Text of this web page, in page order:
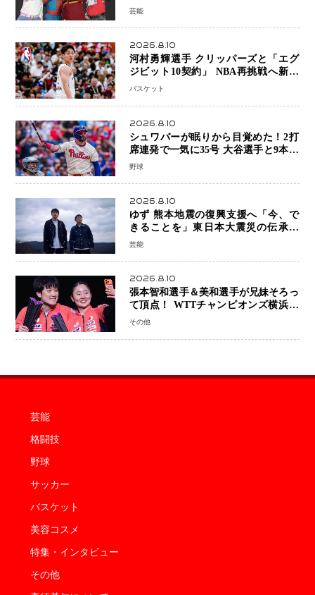
間”「自分らしいインプットを」
芸能
2026.8.10
河村勇輝選手 クリッパーズと「エグ
ジビット10契約」 NBA再挑戦へ新た
な一歩、八村塁選手との共闘にも期待
バスケット
2026.8.10
シュワバーが眠りから目覚めた！2打
席連発で一気に35号 大谷選手と9本差
に 本塁打王争いで単独トップ浮上
野球
2026.8.10
ゆず 熊本地震の復興支援へ「今、で
きることを」東日本大震災の伝承歌
「幾重」ライブ音源を配信、収益を全
芸能
2026.8.10
張本智和選手＆美和選手が兄妹そろっ
て頂点！ WTTチャンピオンズ横浜で
史上初の快挙 2人で約1264万円の優
その他
芸能
格闘技
野球
サッカー
バスケット
美容コスメ
特集・インタビュー
その他